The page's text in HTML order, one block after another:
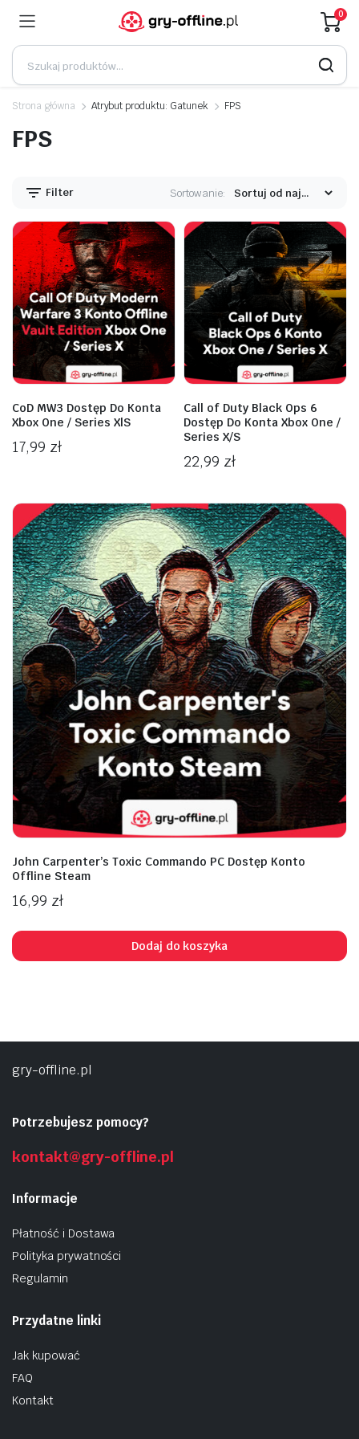
0
Strona główna Atrybut produktu: Gatunek FPS
FPS
Filter Sortowanie:
CoD MW3 Dostęp Do Konta
Xbox One / Series X|S
17,99 zł
Call of Duty Black Ops 6
Dostęp Do Konta Xbox One /
Series X/S
22,99 zł
John Carpenter’s Toxic Commando PC Dostęp Konto
Offline Steam
16,99 zł
Dodaj do koszyka
gry-offline.pl
Potrzebujesz pomocy?
kontakt@gry-offline.pl
Informacje
Płatność i Dostawa
Polityka prywatności
Regulamin
Przydatne linki
Jak kupować
FAQ
Kontakt